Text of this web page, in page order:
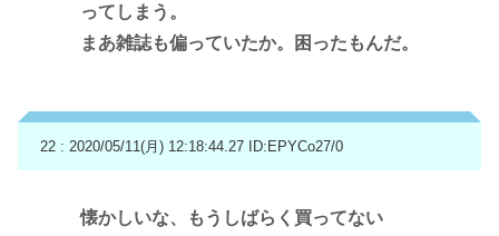
ってしまう。
まあ雑誌も偏っていたか。困ったもんだ。
22 : 2020/05/11(月) 12:18:44.27 ID:EPYCo27/0
懐かしいな、もうしばらく買ってない